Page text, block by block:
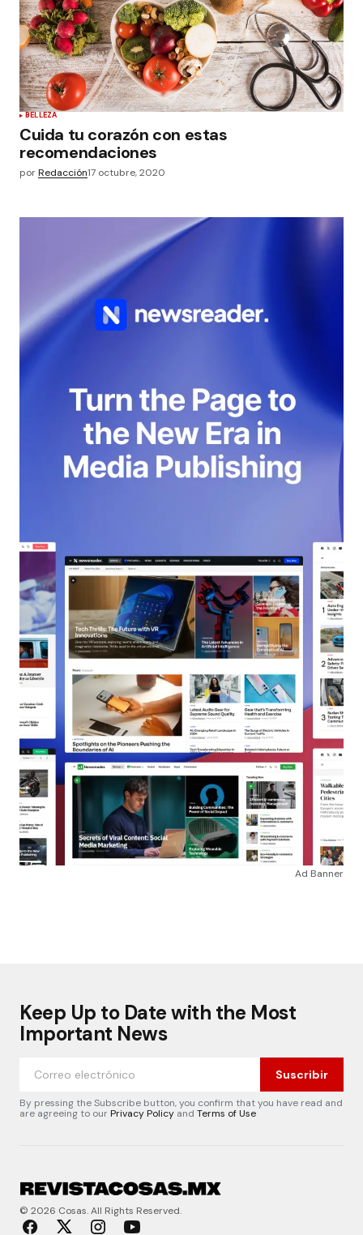
BELLEZA
Cuida tu corazón con estas
recomendaciones
porRedacción17 octubre, 2020
Ad Banner
Keep Up to Date with the Most
Important News
Suscribir
By pressing the Subscribe button, you confirm that you have read and
are agreeing to ourPrivacy Policy and Terms of Use
© 2026 Cosas. All Rights Reserved.